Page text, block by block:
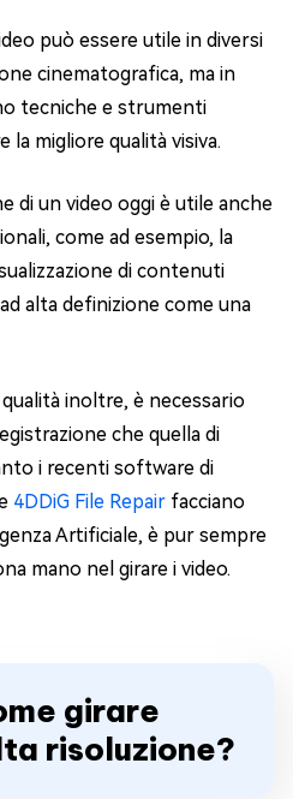
può essere utile in diversi
cinematografica, ma in
tecniche e strumenti
migliore qualità visiva.
di un video oggi è utile anche
come ad esempio, la
di contenuti
alta definizione come una
inoltre, è necessario
che quella di
i recenti software di
4DDiG File Repair facciano
Artificiale, è pur sempre
mano nel girare i video.
girare
risoluzione?